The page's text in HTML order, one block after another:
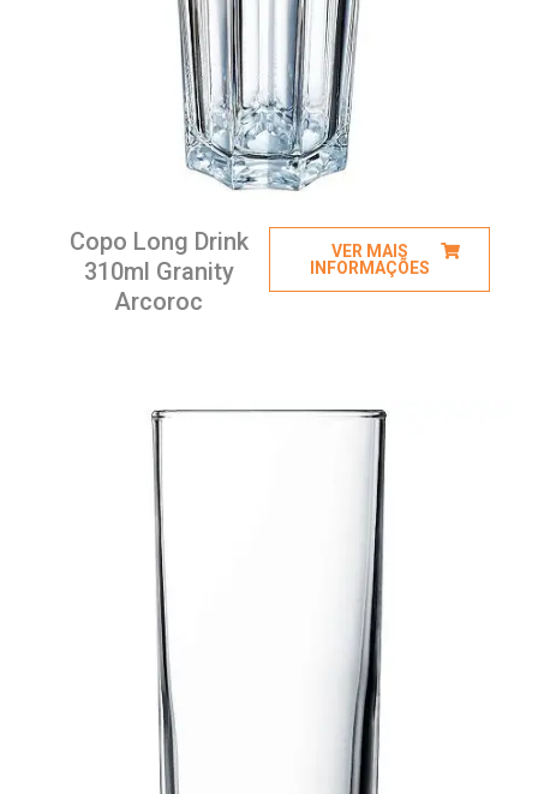
Copo Long Drink
310ml Granity
Arcoroc
VER MAIS
INFORMAÇÕES